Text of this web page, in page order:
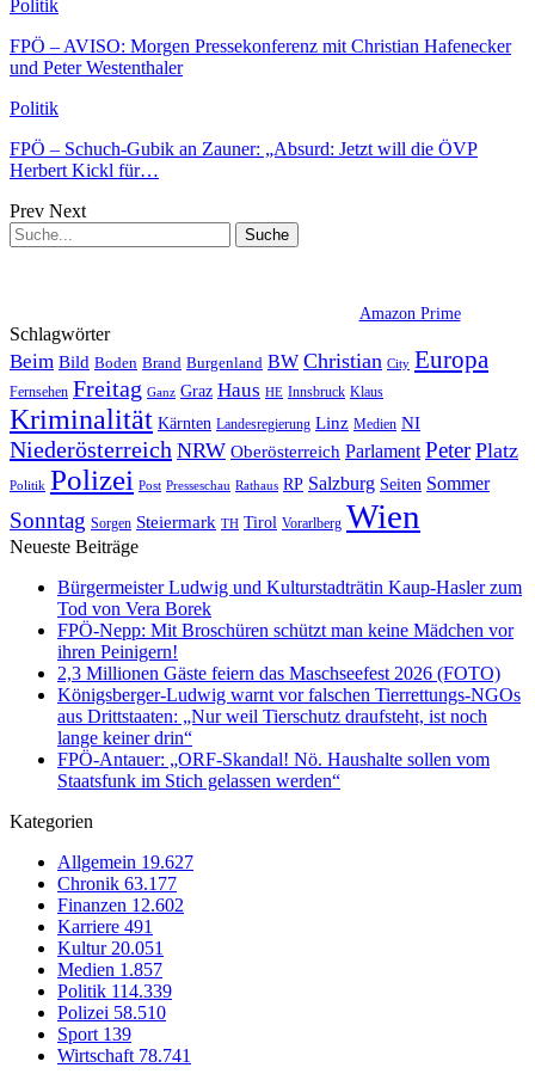
Politik
FPÖ – AVISO: Morgen Pressekonferenz mit Christian Hafenecker
und Peter Westenthaler
Politik
FPÖ – Schuch-Gubik an Zauner: „Absurd: Jetzt will die ÖVP
Herbert Kickl für…
Prev Next
Amazon Prime
Schlagwörter
Beim Bild Boden Brand Burgenland BW Christian City Europa
Fernsehen Freitag Ganz Graz Haus HE Innsbruck Klaus
Kriminalität Kärnten Landesregierung Linz Medien NI
Niederösterreich NRW Oberösterreich Parlament Peter Platz
Politik Polizei Post Presseschau Rathaus RP Salzburg Seiten Sommer
Sonntag Sorgen Steiermark TH Tirol Vorarlberg Wien
Neueste Beiträge
Bürgermeister Ludwig und Kulturstadträtin Kaup-Hasler zum
Tod von Vera Borek
FPÖ-Nepp: Mit Broschüren schützt man keine Mädchen vor
ihren Peinigern!
2,3 Millionen Gäste feiern das Maschseefest 2026 (FOTO)
Königsberger-Ludwig warnt vor falschen Tierrettungs-NGOs
aus Drittstaaten: „Nur weil Tierschutz draufsteht, ist noch
lange keiner drin“
FPÖ-Antauer: „ORF-Skandal! Nö. Haushalte sollen vom
Staatsfunk im Stich gelassen werden“
Kategorien
Allgemein 19.627
Chronik 63.177
Finanzen 12.602
Karriere 491
Kultur 20.051
Medien 1.857
Politik 114.339
Polizei 58.510
Sport 139
Wirtschaft 78.741